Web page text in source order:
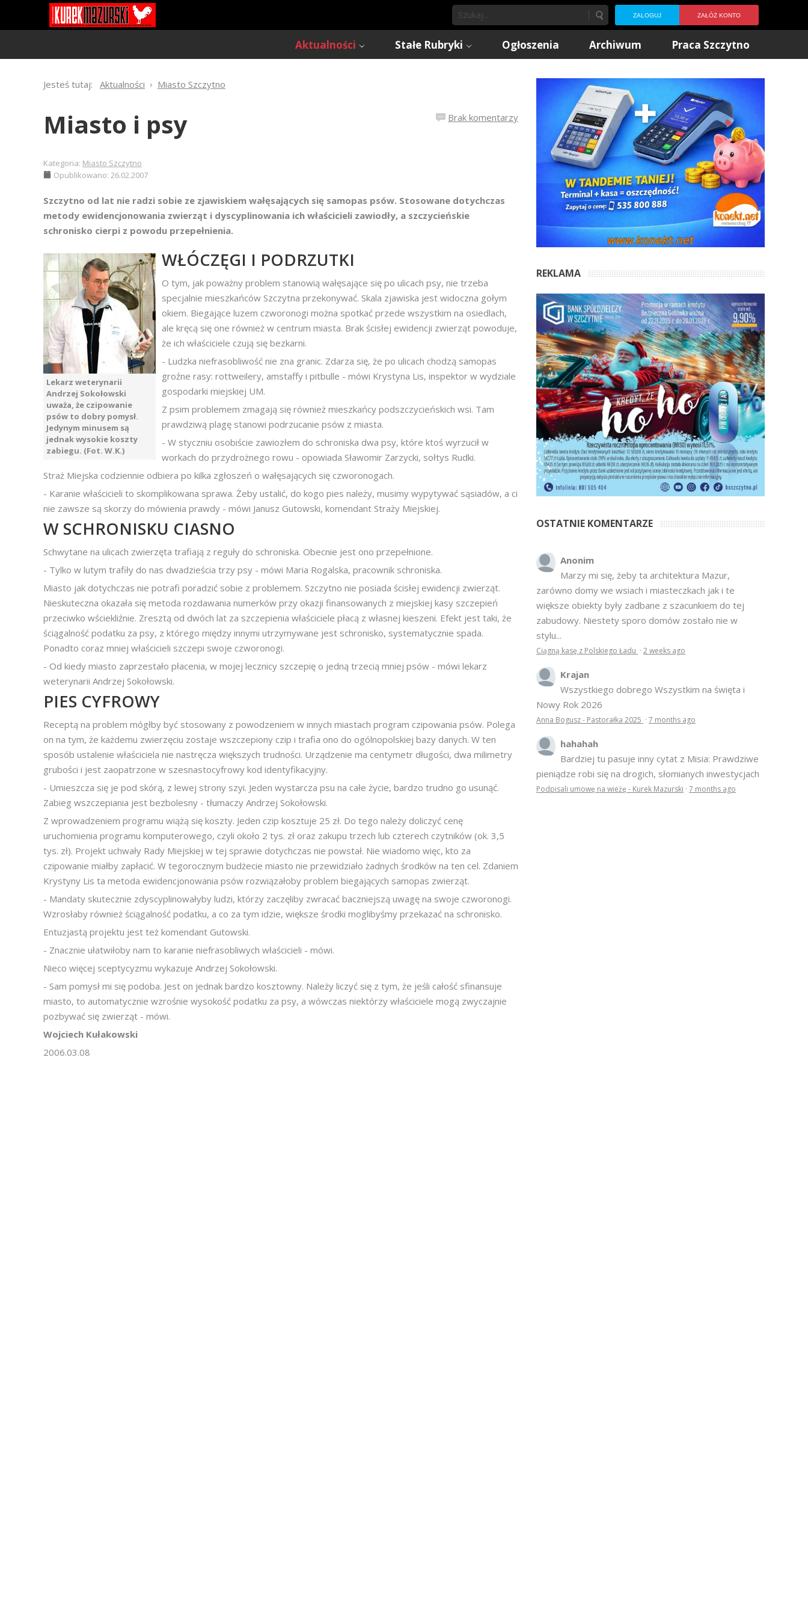
ZALOGUJ ZAŁÓŻ KONTO
Aktualności Stałe Rubryki Ogłoszenia Archiwum Praca Szczytno
Jesteś tutaj: Aktualności Miasto Szczytno
Brak komentarzy
Miasto i psy
Kategoria: Miasto Szczytno
Opublikowano: 26.02.2007
Szczytno od lat nie radzi sobie ze zjawiskiem wałęsających się samopas psów. Stosowane dotychczas
metody ewidencjonowania zwierząt i dyscyplinowania ich właścicieli zawiodły, a szczycieńskie
schronisko cierpi z powodu przepełnienia.
Lekarz weterynarii
Andrzej Sokołowski
uważa, że czipowanie
psów to dobry pomysł.
Jedynym minusem są
jednak wysokie koszty
zabiegu. (Fot. W.K.)
WŁÓCZĘGI I PODRZUTKI
O tym, jak poważny problem stanowią wałęsające się po ulicach psy, nie trzeba
specjalnie mieszkańców Szczytna przekonywać. Skala zjawiska jest widoczna gołym
okiem. Biegające luzem czworonogi można spotkać przede wszystkim na osiedlach,
ale kręcą się one również w centrum miasta. Brak ścisłej ewidencji zwierząt powoduje,
że ich właściciele czują się bezkarni.
- Ludzka niefrasobliwość nie zna granic. Zdarza się, że po ulicach chodzą samopas
groźne rasy: rottweilery, amstaffy i pitbulle - mówi Krystyna Lis, inspektor w wydziale
gospodarki miejskiej UM.
Z psim problemem zmagają się również mieszkańcy podszczycieńskich wsi. Tam
prawdziwą plagę stanowi podrzucanie psów z miasta.
- W styczniu osobiście zawiozłem do schroniska dwa psy, które ktoś wyrzucił w
workach do przydrożnego rowu - opowiada Sławomir Zarzycki, sołtys Rudki.
Straż Miejska codziennie odbiera po kilka zgłoszeń o wałęsających się czworonogach.
- Karanie właścicieli to skomplikowana sprawa. Żeby ustalić, do kogo pies należy, musimy wypytywać sąsiadów, a ci
nie zawsze są skorzy do mówienia prawdy - mówi Janusz Gutowski, komendant Straży Miejskiej.
W SCHRONISKU CIASNO
Schwytane na ulicach zwierzęta trafiają z reguły do schroniska. Obecnie jest ono przepełnione.
- Tylko w lutym trafiły do nas dwadzieścia trzy psy - mówi Maria Rogalska, pracownik schroniska.
Miasto jak dotychczas nie potrafi poradzić sobie z problemem. Szczytno nie posiada ścisłej ewidencji zwierząt.
Nieskuteczna okazała się metoda rozdawania numerków przy okazji finansowanych z miejskiej kasy szczepień
przeciwko wściekliźnie. Zresztą od dwóch lat za szczepienia właściciele płacą z własnej kieszeni. Efekt jest taki, że
ściągalność podatku za psy, z którego między innymi utrzymywane jest schronisko, systematycznie spada.
Ponadto coraz mniej właścicieli szczepi swoje czworonogi.
- Od kiedy miasto zaprzestało płacenia, w mojej lecznicy szczepię o jedną trzecią mniej psów - mówi lekarz
weterynarii Andrzej Sokołowski.
PIES CYFROWY
Receptą na problem mógłby być stosowany z powodzeniem w innych miastach program czipowania psów. Polega
on na tym, że każdemu zwierzęciu zostaje wszczepiony czip i trafia ono do ogólnopolskiej bazy danych. W ten
sposób ustalenie właściciela nie nastręcza większych trudności. Urządzenie ma centymetr długości, dwa milimetry
grubości i jest zaopatrzone w szesnastocyfrowy kod identyfikacyjny.
- Umieszcza się je pod skórą, z lewej strony szyi. Jeden wystarcza psu na całe życie, bardzo trudno go usunąć.
Zabieg wszczepiania jest bezbolesny - tłumaczy Andrzej Sokołowski.
Z wprowadzeniem programu wiążą się koszty. Jeden czip kosztuje 25 zł. Do tego należy doliczyć cenę
uruchomienia programu komputerowego, czyli około 2 tys. zł oraz zakupu trzech lub czterech czytników (ok. 3,5
tys. zł). Projekt uchwały Rady Miejskiej w tej sprawie dotychczas nie powstał. Nie wiadomo więc, kto za
czipowanie miałby zapłacić. W tegorocznym budżecie miasto nie przewidziało żadnych środków na ten cel. Zdaniem
Krystyny Lis ta metoda ewidencjonowania psów rozwiązałoby problem biegających samopas zwierząt.
- Mandaty skutecznie zdyscyplinowałyby ludzi, którzy zaczęliby zwracać baczniejszą uwagę na swoje czworonogi.
Wzrosłaby również ściągalność podatku, a co za tym idzie, większe środki moglibyśmy przekazać na schronisko.
Entuzjastą projektu jest też komendant Gutowski.
- Znacznie ułatwiłoby nam to karanie niefrasobliwych właścicieli - mówi.
Nieco więcej sceptycyzmu wykazuje Andrzej Sokołowski.
- Sam pomysł mi się podoba. Jest on jednak bardzo kosztowny. Należy liczyć się z tym, że jeśli całość sfinansuje
miasto, to automatycznie wzrośnie wysokość podatku za psy, a wówczas niektórzy właściciele mogą zwyczajnie
pozbywać się zwierząt - mówi.
Wojciech Kułakowski
2006.03.08
REKLAMA
OSTATNIE KOMENTARZE
Anonim
Marzy mi się, żeby ta architektura Mazur,
zarówno domy we wsiach i miasteczkach jak i te
większe obiekty były zadbane z szacunkiem do tej
zabudowy. Niestety sporo domów zostało nie w
stylu...
Ciągną kasę z Polskiego Ładu · 2 weeks ago
Krajan
Wszystkiego dobrego Wszystkim na święta i
Nowy Rok 2026
Anna Bogusz - Pastorałka 2025 · 7 months ago
hahahah
Bardziej tu pasuje inny cytat z Misia: Prawdziwe
pieniądze robi się na drogich, słomianych inwestycjach
Podpisali umowę na wieżę - Kurek Mazurski · 7 months ago